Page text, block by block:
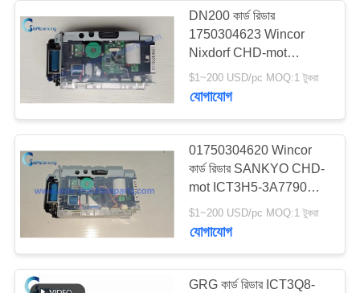
যোগাযোগ
উদ্ধৃতির
জন্য
আবেদন
সাইট
ম্যাপ
Diebold এটিএম অংশ
Wincor Nixdorf এটিএম
পার্টস
1210
DN200 কার্ড রিডার
1750304623 Wincor
Nixdorf CHD-mot
ICT3H5-3AF2793
SecPac3 এনক্রিপ্টেড এটিএম
$1~200 USD/pc MOQ:1 টুকরা
যোগাযোগ
01750304620 Wincor
কার্ড রিডার SANKYO CHD-
mot ICT3H5-3A7790
PN: 1750304620 ATM
মেশিনের যন্ত্রাংশ
$1~200 USD/pc MOQ:1 টুকরা
যোগাযোগ
GRG কার্ড রিডার ICT3Q8-